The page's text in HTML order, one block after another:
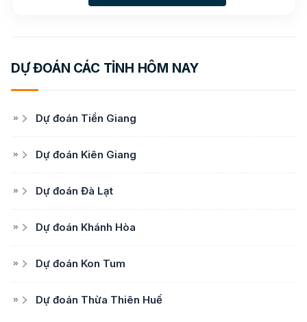
DỰ ĐOÁN CÁC TỈNH HÔM NAY
Dự đoán Tiền Giang
Dự đoán Kiên Giang
Dự đoán Đà Lạt
Dự đoán Khánh Hòa
Dự đoán Kon Tum
Dự đoán Thừa Thiên Huế